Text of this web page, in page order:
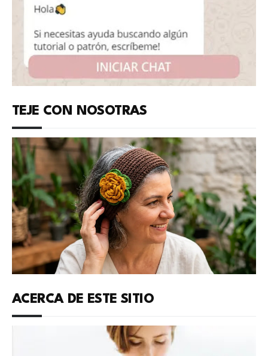
TEJE CON NOSOTRAS
ACERCA DE ESTE SITIO